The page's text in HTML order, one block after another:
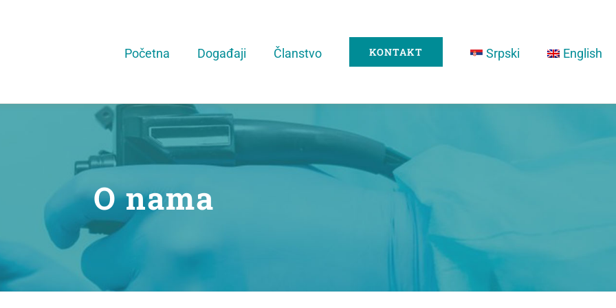
Početna Događaji Članstvo KONTAKT Srpski English
O nama